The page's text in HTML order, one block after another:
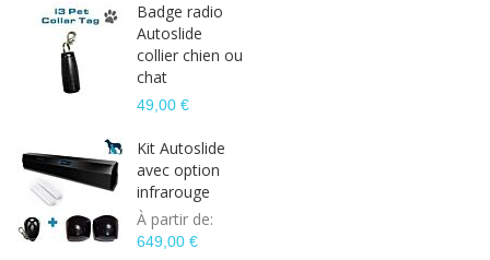
Badge radio
Autoslide
collier chien ou
chat
49,00 €
Kit Autoslide
avec option
infrarouge
À partir de
649,00 €